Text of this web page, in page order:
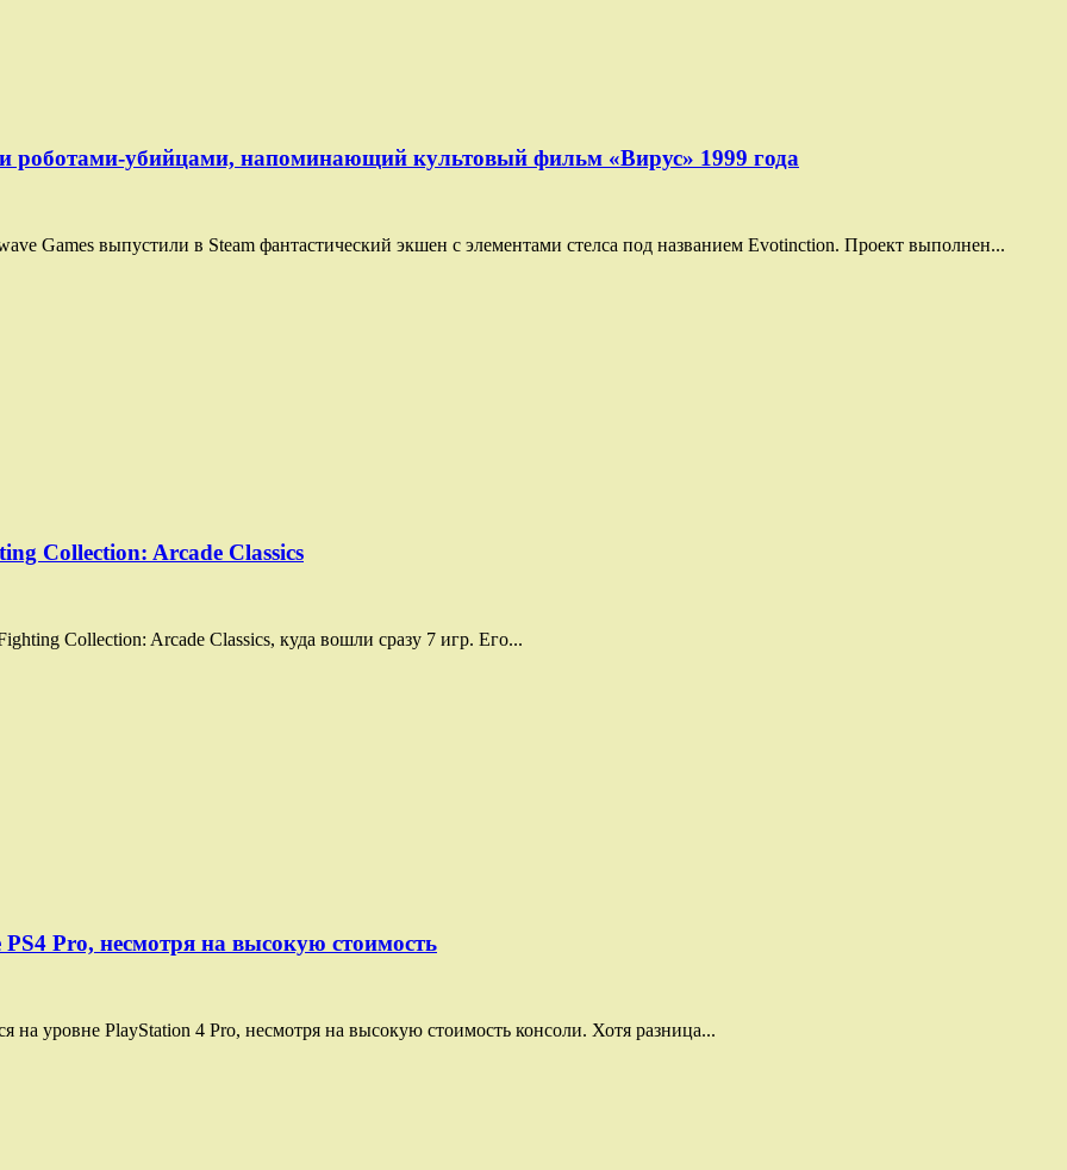
роботами-убийцами, напоминающий культовый фильм «Вирус» 1999 года
Games выпустили в Steam фантастический экшен с элементами стелса под названием Evotinction. Проект выполнен...
Collection: Arcade Classics
Collection: Arcade Classics, куда вошли сразу 7 игр. Его...
Pro, несмотря на высокую стоимость
на уровне PlayStation 4 Pro, несмотря на высокую стоимость консоли. Хотя разница...